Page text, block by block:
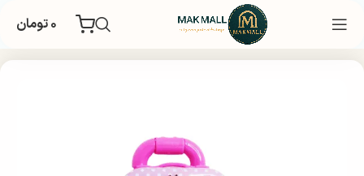
۰تومان
غذایی و تنقلات تنقلات